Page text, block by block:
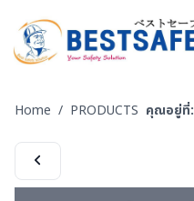
Home / PRODUCTS คุณอยู่ที่: